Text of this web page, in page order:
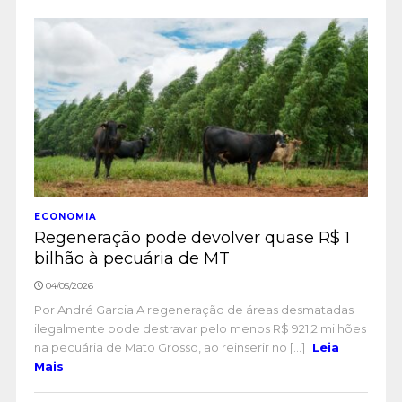
ECONOMIA
Regeneração pode devolver quase R$ 1
bilhão à pecuária de MT
04/05/2026
Por André Garcia A regeneração de áreas desmatadas
ilegalmente pode destravar pelo menos R$ 921,2 milhões
na pecuária de Mato Grosso, ao reinserir no [...]
Leia
Mais